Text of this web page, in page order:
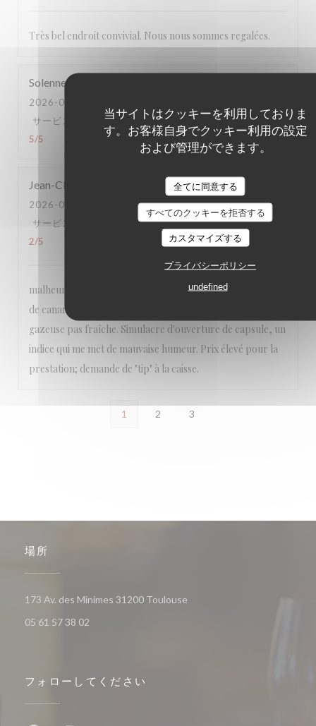
当サイトはクッキーを利用しておりま
す。お客様自身でクッキー利用の設定
および管理ができます。
全てに同意する
すべてのクッキーを拒否する
カスタマイズする
プライバシーポリシー
undefined
Très bel endroit convivial. Nous nous sommes regalées.
Solenne
2026-07-20
サービス
雰囲気 : /5 メニュー /5 品質-価格:
5/5
Jean-Claude
2026-07-14
- 12:45 - ゲスト 4
サービス
3/5 メニュー: 3/5 品質-価格:
2/5
malheureusement, je ne peux pas le recommander. Magret
de canard difficile à couper (deux couteaux essayés); eau
gazeuse pas fraîche. Simulacre d'ouverture de capsule, un
indice qui me met de mauvaise humeur. Prix élevé pour la
prestation; demande de "tip" à la caisse.
1 2 3
場所
173 Av. des Minimes 31200 Toulouse
05 61 57 38 02
フォローしてください